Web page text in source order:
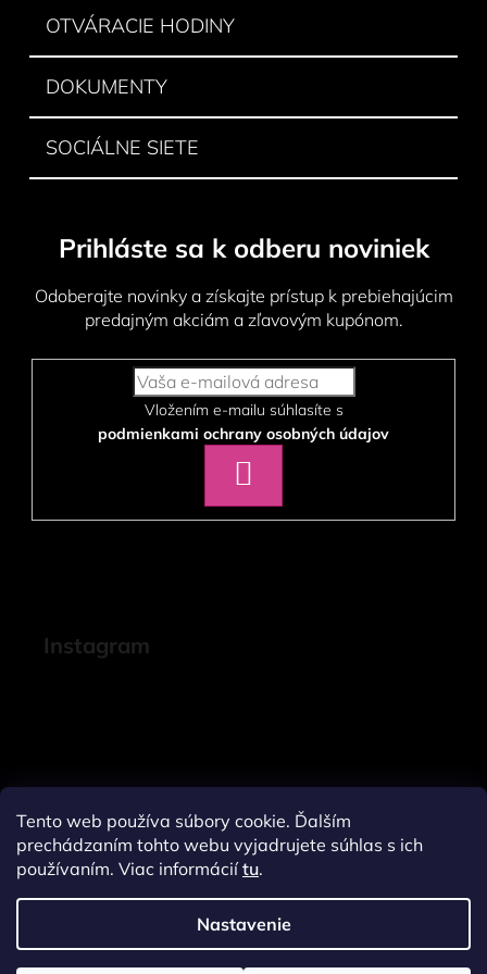
Tento web používa súbory cookie. Ďalším
prechádzaním tohto webu vyjadrujete súhlas s ich
používaním. Viac informáciítu.
Nastavenie
OTVÁRACIE HODINY
DOKUMENTY
SOCIÁLNE SIETE
Prihláste sa k odberu noviniek
Odoberajte novinky a získajte prístup k prebiehajúcim
predajným akciám a zľavovým kupónom.
podmienkami ochrany osobných údajov
SA
Instagram